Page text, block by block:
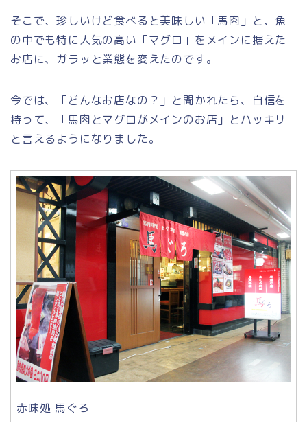
そこで、珍しいけど食べると美味しい「馬肉」と、魚
の中でも特に人気の高い「マグロ」をメインに据えた
お店に、ガラッと業態を変えたのです。
今では、「どんなお店なの？」と聞かれたら、自信を
持って、「馬肉とマグロがメインのお店」とハッキリ
と言えるようになりました。
赤味処 馬ぐろ